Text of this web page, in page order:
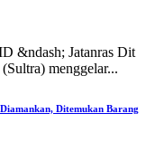
&ndash; Jatanras Dit
menggelar...
Ditemukan Barang